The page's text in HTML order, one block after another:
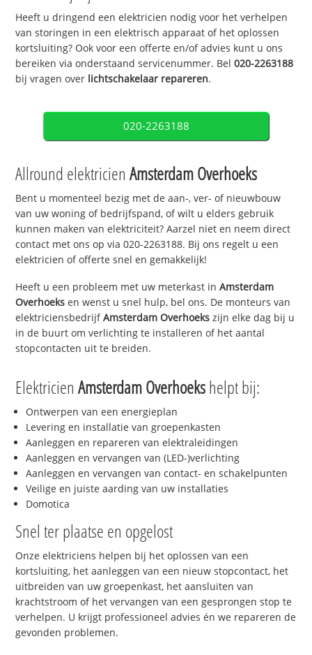
Heeft u dringend een elektricien nodig voor het verhelpen
van storingen in een elektrisch apparaat of het oplossen
kortsluiting? Ook voor een offerte en/of advies kunt u ons
bereiken via onderstaand servicenummer. Bel020-2263188
bij vragen over lichtschakelaar repareren.
020-2263188
Allround elektricienAmsterdam Overhoeks
Bent u momenteel bezig met de aan-, ver- of nieuwbouw
van uw woning of bedrijfspand, of wilt u elders gebruik
kunnen maken van elektriciteit? Aarzel niet en neem direct
contact met ons op via 020-2263188. Bij ons regelt u een
elektricien of offerte snel en gemakkelijk!
Heeft u een probleem met uw meterkast inAmsterdam
Overhoeks en wenst u snel hulp, bel ons. De monteurs van
elektriciensbedrijfAmsterdam Overhoeks zijn elke dag bij u
in de buurt om verlichting te installeren of het aantal
stopcontacten uit te breiden.
ElektricienAmsterdam Overhoekshelpt bij:
Ontwerpen van een energieplan
Levering en installatie van groepenkasten
Aanleggen en repareren van elektraleidingen
Aanleggen en vervangen van (LED-)verlichting
Aanleggen en vervangen van contact- en schakelpunten
Veilige en juiste aarding van uw installaties
Domotica
Snel ter plaatse en opgelost
Onze elektriciens helpen bij het oplossen van een
kortsluiting, het aanleggen van een nieuw stopcontact, het
uitbreiden van uw groepenkast, het aansluiten van
krachtstroom of het vervangen van een gesprongen stop te
verhelpen. U krijgt professioneel advies én we repareren de
gevonden problemen.